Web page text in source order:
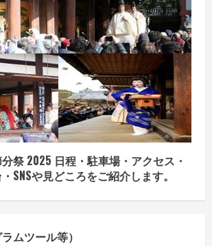
祭 2025 日程・駐車場・アクセス・
SNSや見どころをご紹介します。
ムツール等）